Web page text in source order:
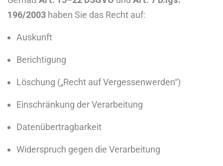
196/2003 haben Sie das Recht auf:
Auskunft
Berichtigung
Löschung („Recht auf Vergessenwerden“)
Einschränkung der Verarbeitung
Datenübertragbarkeit
Widerspruch gegen die Verarbeitung